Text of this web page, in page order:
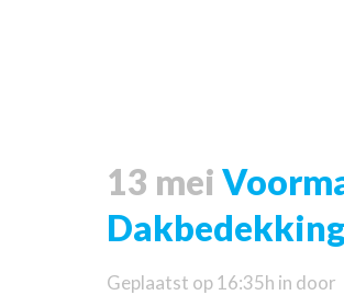
13 mei
Geplaatst op 16:35h in door